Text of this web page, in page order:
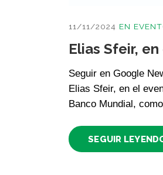
11/11/2024 EN
Elias Sfeir,
Seguir en Google
Elias Sfeir, en el
Banco Mundial,
SEGUIR